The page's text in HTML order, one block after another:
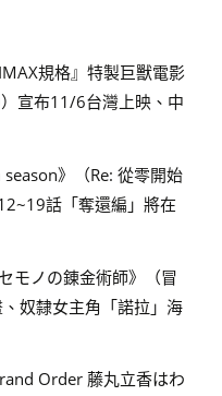
規格』特製巨獸電影
宣布11/6台灣上映、中
》（Re: 從零開始
話「奪還編」將在
モノの錬金術師》（冒
奴隸女主角「諾拉」海
Order 藤丸立香はわ